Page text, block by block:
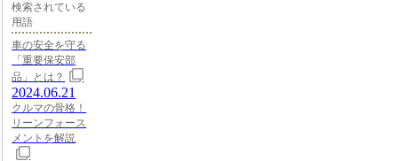
検索されている
用語
車の安全を守る
「重要保安部
品」とは？
2024.06.21
クルマの骨格！
リーンフォース
メントを解説